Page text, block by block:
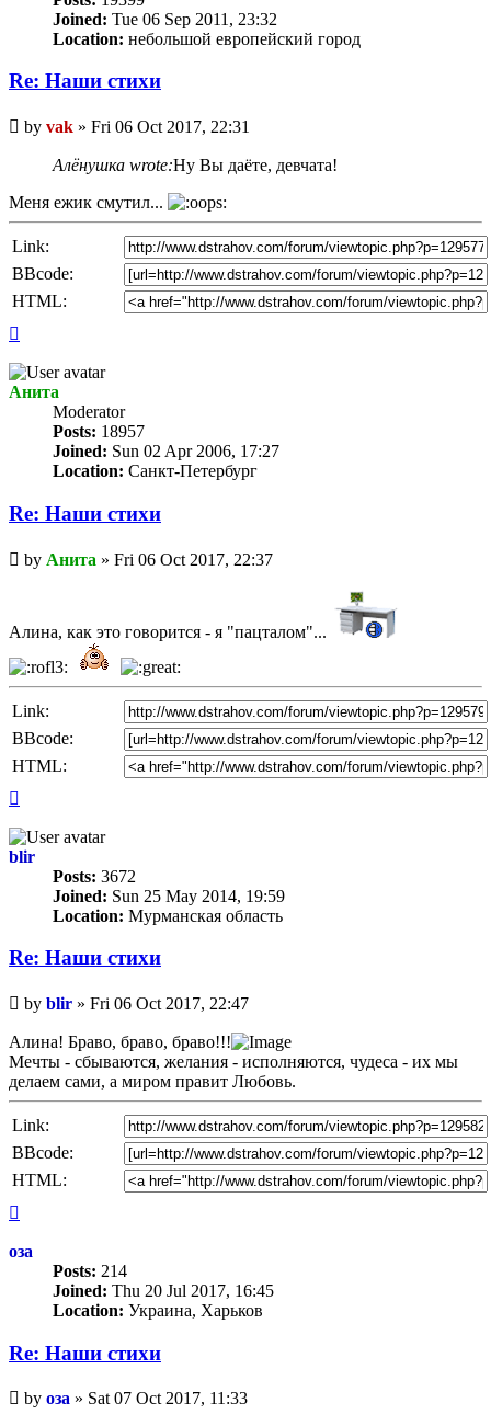
Joined: Tue 06 Sep 2011, 23:32
Location: небольшой европейский город
Re: Наши стихи
Unread
post
by vak » Fri 06 Oct 2017, 22:31
Алёнушка wrote:Ну Вы даёте, девчата!
Меня ежик смутил...
Link:
BBcode:
HTML:
Анита
Мoderator
Posts: 18957
Joined: Sun 02 Apr 2006, 17:27
Location: Санкт-Петербург
Re: Наши стихи
Unread
post
by Анита » Fri 06 Oct 2017, 22:37
Алина, как это говорится - я "пацталом"...
Link:
BBcode:
HTML:
blir
Posts: 3672
Joined: Sun 25 May 2014, 19:59
Location: Мурманская область
Re: Наши стихи
Unread
post
by blir » Fri 06 Oct 2017, 22:47
Алина! Браво, браво, браво!!!
Мечты - сбываются, желания - исполняются, чудеса - их мы
делаем сами, а миром правит Любовь.
Link:
BBcode:
HTML:
оза
Posts: 214
Joined: Thu 20 Jul 2017, 16:45
Location: Украина, Харьков
Re: Наши стихи
Unread
post
by оза » Sat 07 Oct 2017, 11:33